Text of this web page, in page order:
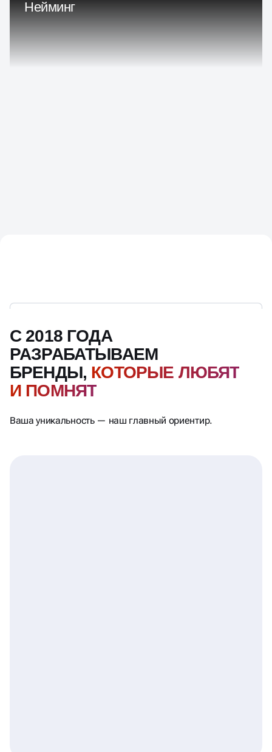
Нейминг
С 2018 ГОДА
РАЗРАБАТЫВАЕМ
БРЕНДЫ, КОТОРЫЕ ЛЮБЯТ
И ПОМНЯТ
Ваша уникальность — наш главный ориентир.